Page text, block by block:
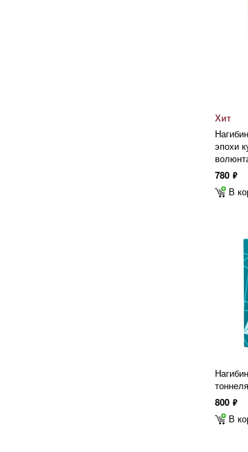
Хит
эпохи
780 ф
В
тоннеля
800 ф
В